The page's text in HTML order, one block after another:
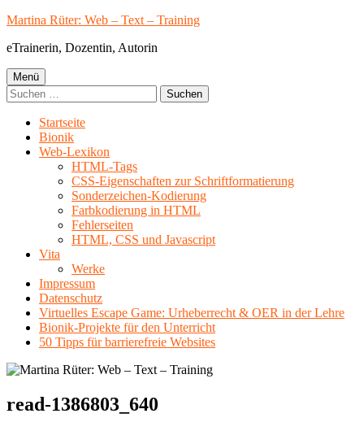
Springe
Inhalt
Martina Rüter: Web – Text – Training
eTrainerin, Dozentin, Autorin
Primäres
Menü
Menü
Suchen
nach:
Startseite
Bionik
Web-Lexikon
HTML-Tags
CSS-Eigenschaften zur Schriftformatierung
Sonderzeichen-Kodierung
Farbkodierung in HTML
Fehlerseiten
HTML, CSS und Javascript
Vita
Werke
Impressum
Datenschutz
Virtuelles Escape Game: Urheberrecht & OER in der Lehre
Bionik-Projekte für den Unterricht
50 Tipps für barrierefreie Websites
read-1386803_640